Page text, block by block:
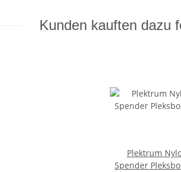
Kunden kauften dazu
Plektrum
Spender